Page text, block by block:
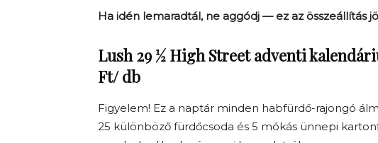
Ha idén lemaradtál, ne aggódj — ez az összeállítás
Lush 29 ½ High Street adventi
Ft/ db
Figyelem! Ez a naptár minden habfürdő-rajongó
25 különböző fürdőcsoda és 5 mókás ünnepi